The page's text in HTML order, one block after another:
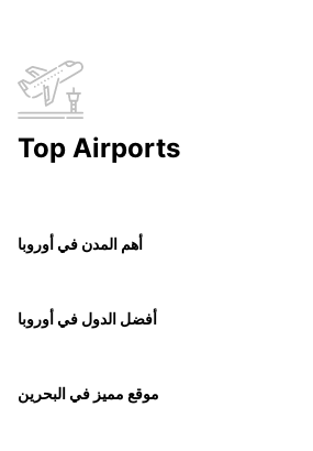
Top Airports
أهم المدن في أوروبا
أفضل الدول في أوروبا
موقع مميز في البحرين